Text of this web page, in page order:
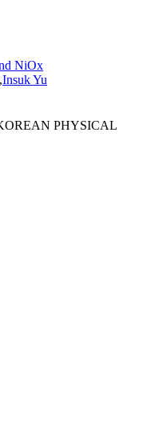
NiOx
,Insuk Yu
PHYSICAL